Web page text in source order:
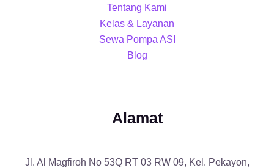
Tentang Kami
Kelas & Layanan
Sewa Pompa ASI
Blog
Alamat
Jl. Al Magfiroh No 53Q RT 03 RW 09, Kel. Pekayon,